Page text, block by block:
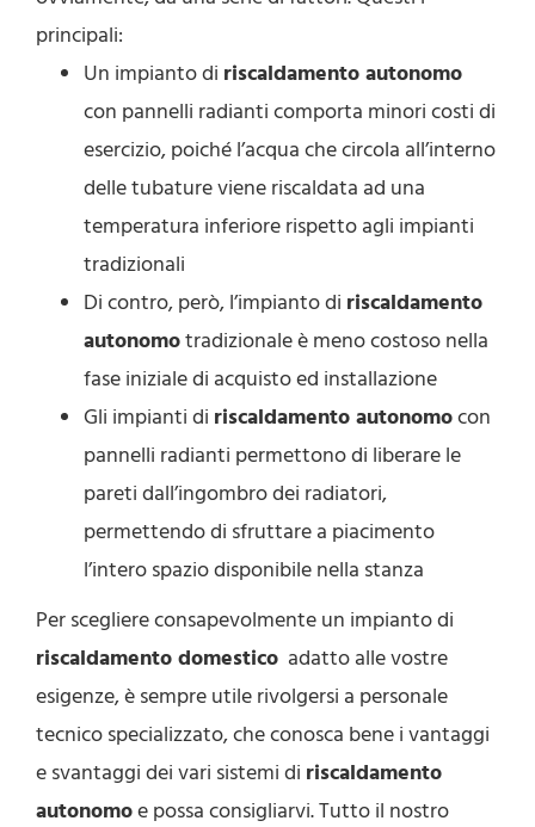
principali:
Un impianto di riscaldamento autonomo
con pannelli radianti comporta minori costi di
esercizio, poiché l’acqua che circola all’interno
delle tubature viene riscaldata ad una
temperatura inferiore rispetto agli impianti
tradizionali
Di contro, però, l’impianto di riscaldamento
autonomotradizionale è meno costoso nella
fase iniziale di acquisto ed installazione
Gli impianti di riscaldamento autonomocon
pannelli radianti permettono di liberare le
pareti dall’ingombro dei radiatori,
permettendo di sfruttare a piacimento
l’intero spazio disponibile nella stanza
Per scegliere consapevolmente un impianto di
riscaldamento domestico adatto alle vostre
esigenze, è sempre utile rivolgersi a personale
tecnico specializzato, che conosca bene i vantaggi
e svantaggi dei vari sistemi di riscaldamento
autonomoe possa consigliarvi. Tutto il nostro